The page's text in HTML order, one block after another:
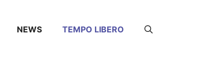
NEWS TEMPO LIBERO